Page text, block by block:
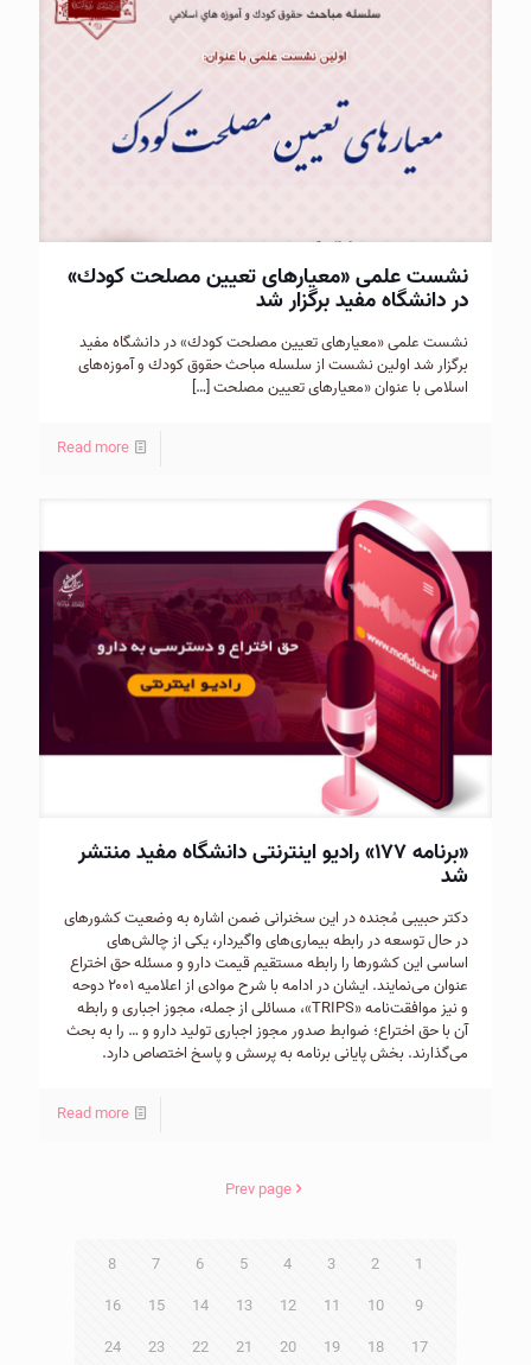
نشست علمی «معیار‌های تعیین مصلحت كودك»
در دانشگاه مفید برگزار شد
نشست علمی «معیار‌های تعیین مصلحت كودك» در دانشگاه مفید
برگزار شد اولین نشست از سلسله مباحث حقوق كودك و آموزه‌های
اسلامی با عنوان «معیار‌های تعیین مصلحت[…]
Read more
«برنامه ۱۷۷» رادیو اینترنتی دانشگاه مفید منتشر
شد
دکتر حبیبی مُجنده در این سخنرانی ضمن اشاره به وضعیت کشورهای
در حال توسعه در رابطه بیماری‌های واگیردار، یکی از چالش‌های
اساسی این کشورها را رابطه مستقیم قیمت دارو و مسئله حق اختراع
عنوان می‌نمایند. ایشان در ادامه با شرح موادی از اعلامیه ۲۰۰۱ دوحه
و نیز موافقت‌نامه «TRIPS»، مسائلی از جمله، مجوز اجباری و رابطه
آن با حق اختراع؛ ضوابط صدور مجوز اجباری تولید دارو و … را به بحث
می‌گذارند. بخش پایانی برنامه به پرسش و پاسخ اختصاص دارد.
Read more
Prev page
1
2
3
4
5
6
7
8
9
10
11
12
13
14
15
16
17
18
19
20
21
22
23
24